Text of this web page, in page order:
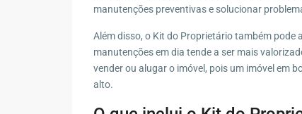
manutenções preventivas e solucionar
Além disso, o Kit do Proprietário também pode
manutenções em dia tende a ser mais
vender ou alugar o imóvel, pois um imóvel em
alto.